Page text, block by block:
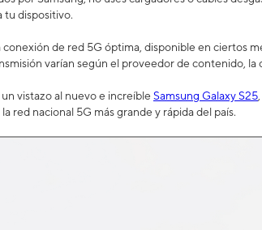
tu dispositivo.
conexión de red 5G óptima, disponible en ciertos
varían según el proveedor de contenido,
vistazo al nuevo e increíble Samsung Galaxy S25
red nacional 5G más grande y rápida del país.